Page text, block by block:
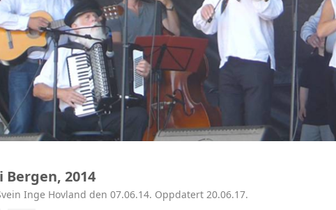
Bergen, 2014
Inge Hovland den 07.06.14. Oppdatert 20.06.17.